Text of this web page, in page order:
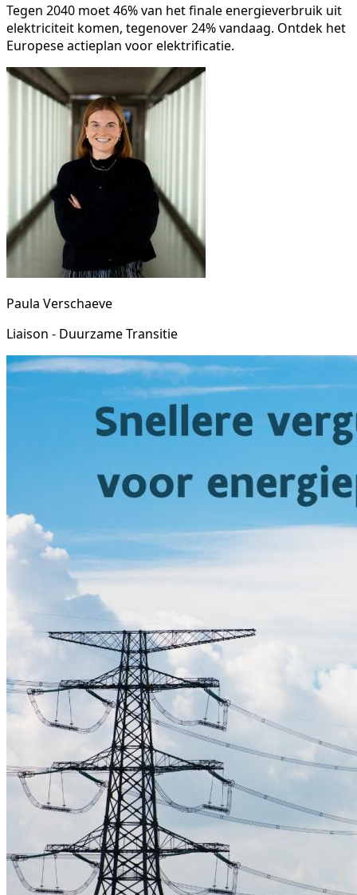
Tegen 2040 moet 46% van het finale energieverbruik uit
elektriciteit komen, tegenover 24% vandaag. Ontdek het
Europese actieplan voor elektrificatie.
Paula Verschaeve
Liaison - Duurzame Transitie